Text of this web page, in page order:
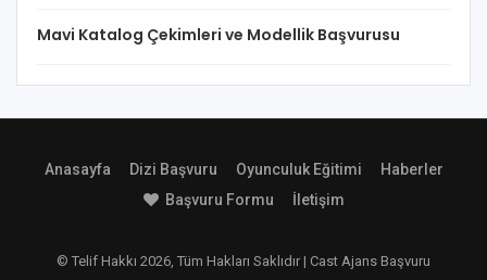
Mavi Katalog Çekimleri ve Modellik Başvurusu
Anasayfa Dizi Başvuru Oyunculuk Eğitimi
Haberler
Başvuru Formu
İletişim
© Telif Hakkı 2026, Tüm Hakları Saklıdır | Cast Ajans Başvuru